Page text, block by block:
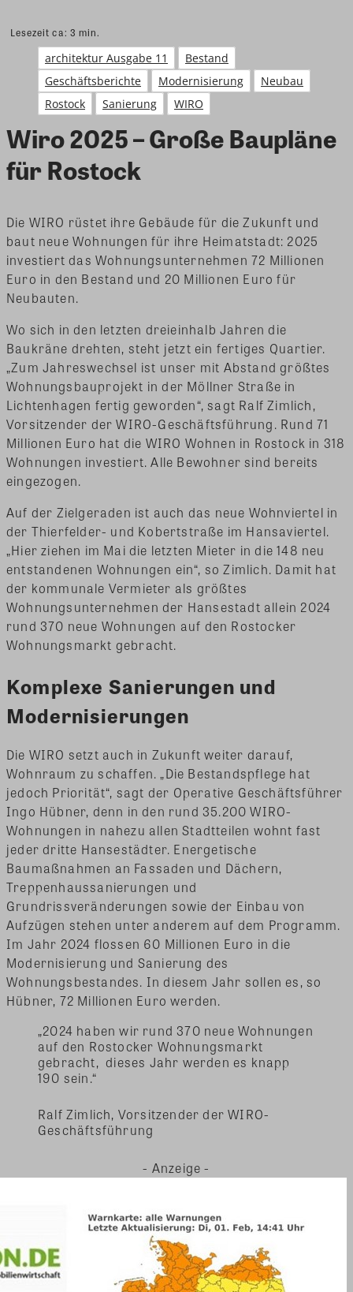
Lesezeit ca: 3 min.
architektur Ausgabe 11
Bestand
Geschäftsberichte
Modernisierung
Neubau
Rostock
Sanierung WIRO
Wiro 2025 – Große Baupläne
für Rostock
Die WIRO rüstet ihre Gebäude für die Zukunft und
baut neue Wohnungen für ihre Heimatstadt: 2025
investiert das Wohnungsunternehmen 72 Millionen
Euro in den Bestand und 20 Millionen Euro für
Neubauten.
Wo sich in den letzten dreieinhalb Jahren die
Baukräne drehten, steht jetzt ein fertiges Quartier.
„Zum Jahreswechsel ist unser mit Abstand größtes
Wohnungsbauprojekt in der Möllner Straße in
Lichtenhagen fertig geworden“, sagt Ralf Zimlich,
Vorsitzender der WIRO-Geschäftsführung. Rund 71
Millionen Euro hat die WIRO Wohnen in Rostock in 318
Wohnungen investiert. Alle Bewohner sind bereits
eingezogen.
Auf der Zielgeraden ist auch das neue Wohnviertel in
der Thierfelder- und Kobertstraße im Hansaviertel.
„Hier ziehen im Mai die letzten Mieter in die 148 neu
entstandenen Wohnungen ein“, so Zimlich. Damit hat
der kommunale Vermieter als größtes
Wohnungsunternehmen der Hansestadt allein 2024
rund 370 neue Wohnungen auf den Rostocker
Wohnungsmarkt gebracht.
Komplexe Sanierungen und
Modernisierungen
Die WIRO setzt auch in Zukunft weiter darauf,
Wohnraum zu schaffen. „Die Bestandspflege hat
jedoch Priorität“, sagt der Operative Geschäftsführer
Ingo Hübner, denn in den rund 35.200 WIRO-
Wohnungen in nahezu allen Stadtteilen wohnt fast
jeder dritte Hansestädter. Energetische
Baumaßnahmen an Fassaden und Dächern,
Treppenhaussanierungen und
Grundrissveränderungen sowie der Einbau von
Aufzügen stehen unter anderem auf dem Programm.
Im Jahr 2024 flossen 60 Millionen Euro in die
Modernisierung und Sanierung des
Wohnungsbestandes. In diesem Jahr sollen es, so
Hübner, 72 Millionen Euro werden.
„2024 haben wir rund 370 neue Wohnungen
auf den Rostocker Wohnungsmarkt
gebracht, dieses Jahr werden es knapp
190 sein.“
Ralf Zimlich, Vorsitzender der WIRO-
Geschäftsführung
- Anzeige -